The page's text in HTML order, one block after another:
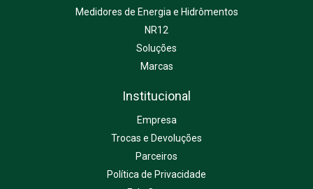
Medidores de Energia e Hidrômentos
NR12
Soluções
Marcas
Institucional
Empresa
Trocas e Devoluções
Parceiros
Política de Privacidade